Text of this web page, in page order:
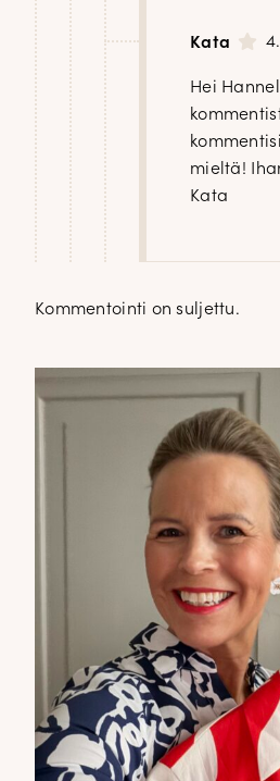
Kata
Hei
mieltä!
Kata
Kommentointi on suljettu.